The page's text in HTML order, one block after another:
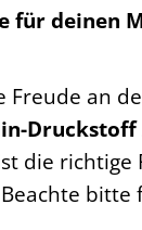
für deinen
Freude an
die richtige
bitte